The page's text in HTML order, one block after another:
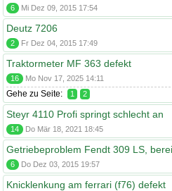
6 Mi Dez 09, 2015 17:54
Deutz 7206
2 Fr Dez 04, 2015 17:49
Traktormeter MF 363 defekt
16 Mo Nov 17, 2025 14:11
Gehe zu Seite: 1 2
Steyr 4110 Profi springt schlecht an
14 Do Mär 18, 2021 18:45
Getriebeproblem Fendt 309 LS,
6 Do Dez 03, 2015 19:57
Knicklenkung am ferrari (f76) defekt